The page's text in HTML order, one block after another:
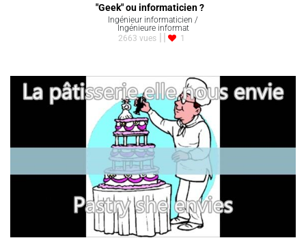
"Geek" ou informaticien ?
Ingénieur informaticien /
Ingénieure informat
2663 vues
1